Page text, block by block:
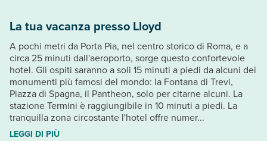
La tua vacanza presso Lloyd
A pochi metri da Porta Pia, nel centro storico di Roma, e a
circa 25 minuti dall'aeroporto, sorge questo confortevole
hotel. Gli ospiti saranno a soli 15 minuti a piedi da alcuni dei
monumenti più famosi del mondo: la Fontana di Trevi,
Piazza di Spagna, il Pantheon, solo per citarne alcuni. La
stazione Termini è raggiungibile in 10 minuti a piedi. La
tranquilla zona circostante l'hotel offre numer...
LEGGI DI PIÙ